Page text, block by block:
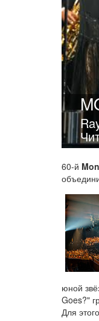
60-й
юной
Goes?"
Для